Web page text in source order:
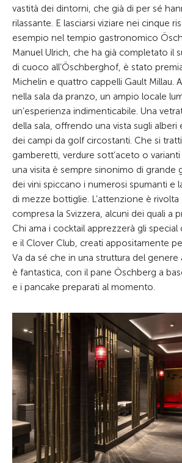
vastità dei dintorni, che già di per sé
rilassante. E lasciarsi viziare nei cinque
esempio nel tempio gastronomico
Manuel Ulrich, che ha già completato il
di cuoco all’Öschberghof, è stato
Michelin e quattro cappelli Gault Millau.
nella sala da pranzo, un ampio locale
un’esperienza indimenticabile. Una
della sala, offrendo una vista sugli alberi
dei campi da golf circostanti. Che si
gamberetti, verdure sott’aceto o
una visita è sempre sinonimo di grande
dei vini spiccano i numerosi spumanti e
di mezze bottiglie. L’attenzione è rivolta
compresa la Svizzera, alcuni dei quali a
Chi ama i cocktail apprezzerà gli
e il Clover Club, creati appositamente
Va da sé che in una struttura del
è fantastica, con il pane Öschberg a
e i pancake preparati al momento.